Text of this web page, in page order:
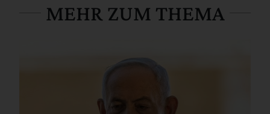
MEHR ZUM THEMA